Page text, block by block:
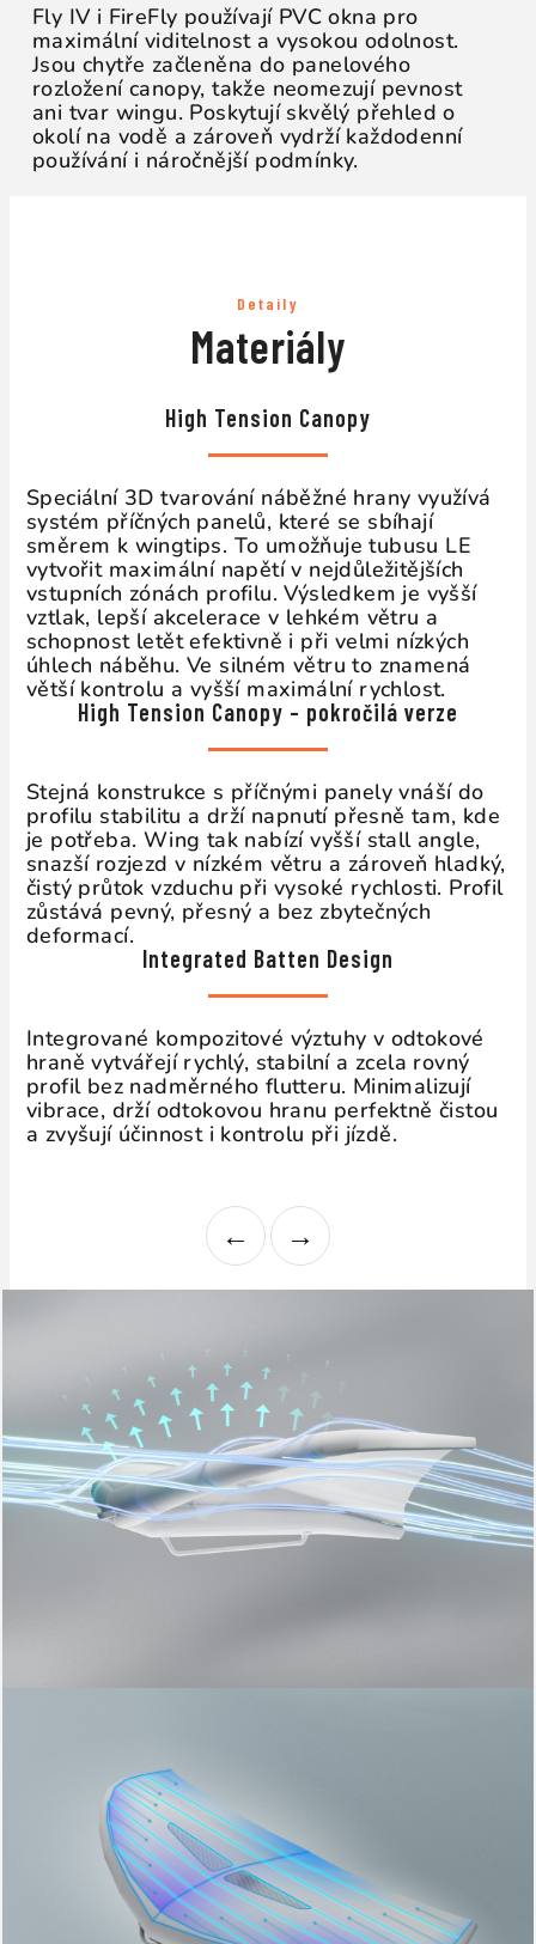
Fly IV i FireFly používají PVC okna pro
maximální viditelnost a vysokou odolnost.
Jsou chytře začleněna do panelového
rozložení canopy, takže neomezují pevnost
ani tvar wingu. Poskytují skvělý přehled o
okolí na vodě a zároveň vydrží každodenní
používání i náročnější podmínky.
Detaily
Materiály
High Tension Canopy
Speciální 3D tvarování náběžné hrany využívá
systém příčných panelů, které se sbíhají
směrem k wingtips. To umožňuje tubusu LE
vytvořit maximální napětí v nejdůležitějších
vstupních zónách profilu. Výsledkem je vyšší
vztlak, lepší akcelerace v lehkém větru a
schopnost letět efektivně i při velmi nízkých
úhlech náběhu. Ve silném větru to znamená
větší kontrolu a vyšší maximální rychlost.
High Tension Canopy – pokročilá verze
Stejná konstrukce s příčnými panely vnáší do
profilu stabilitu a drží napnutí přesně tam, kde
je potřeba. Wing tak nabízí vyšší stall angle,
snazší rozjezd v nízkém větru a zároveň hladký,
čistý průtok vzduchu při vysoké rychlosti. Profil
zůstává pevný, přesný a bez zbytečných
deformací.
Integrated Batten Design
Integrované kompozitové výztuhy v odtokové
hraně vytvářejí rychlý, stabilní a zcela rovný
profil bez nadměrného flutteru. Minimalizují
vibrace, drží odtokovou hranu perfektně čistou
a zvyšují účinnost i kontrolu při jízdě.
← →